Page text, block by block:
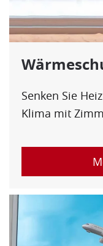
Senken Sie
Klima mit